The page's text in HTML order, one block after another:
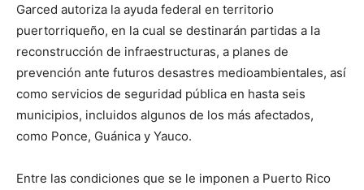
Garced autoriza la ayuda federal en territorio
puertorriqueño, en la cual se destinarán partidas a la
reconstrucción de infraestructuras, a planes de
prevención ante futuros desastres medioambientales, así
como servicios de seguridad pública en hasta seis
municipios, incluidos algunos de los más afectados,
como Ponce, Guánica y Yauco.
Entre las condiciones que se le imponen a Puerto Rico